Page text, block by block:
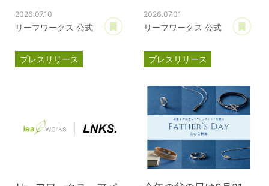
2026.07.10
リーフワークス 公式
あとで読む
プレスリリース
2026.07.01
リーフワークス 公式
プレスリリース